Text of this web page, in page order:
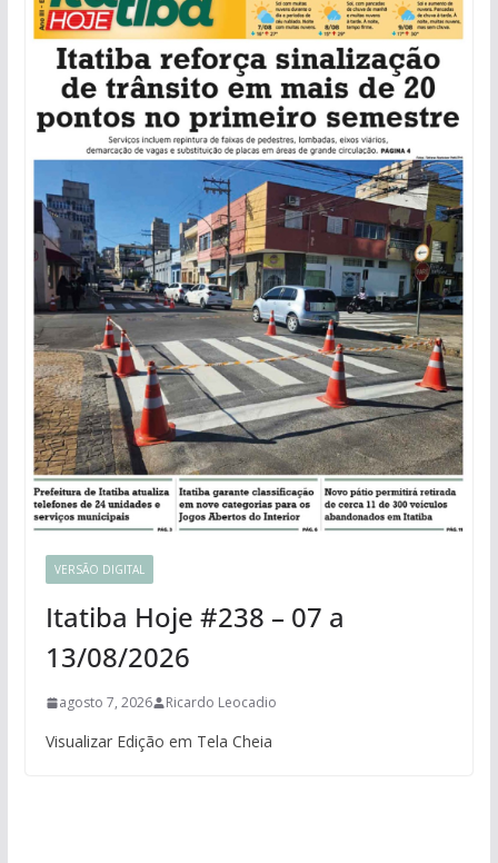
VERSÃO DIGITAL
Itatiba Hoje #238 – 07 a
13/08/2026
agosto 7, 2026 Ricardo Leocadio
Visualizar Edição em Tela Cheia